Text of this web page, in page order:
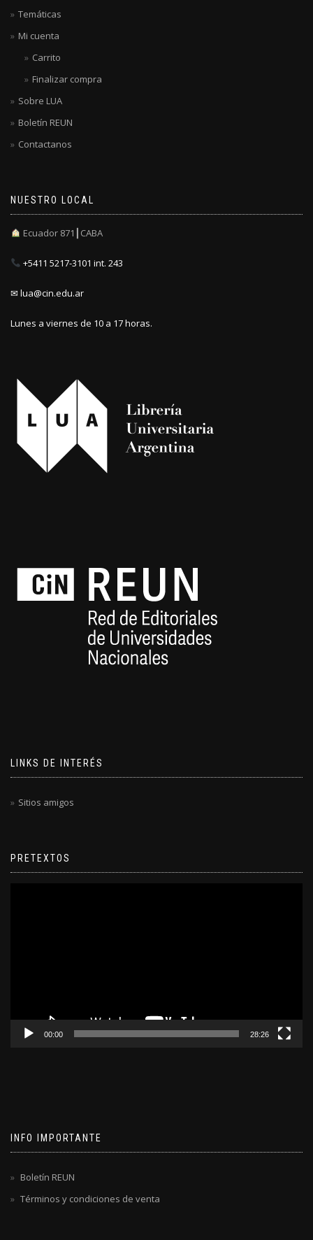
Temáticas
Mi cuenta
Carrito
Finalizar compra
Sobre LUA
Boletín REUN
Contactanos
NUESTRO LOCAL
Ecuador 871┃CABA
+5411 5217-3101 int. 243
✉ lua@cin.edu.ar
Lunes a viernes de 10 a 17 horas.
LINKS DE INTERÉS
Sitios amigos
PRETEXTOS
00:00 28:26
INFO IMPORTANTE
Boletín REUN
Términos y condiciones de venta